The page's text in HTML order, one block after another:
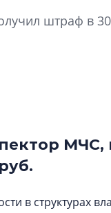
штраф в
МЧС,
в структурах